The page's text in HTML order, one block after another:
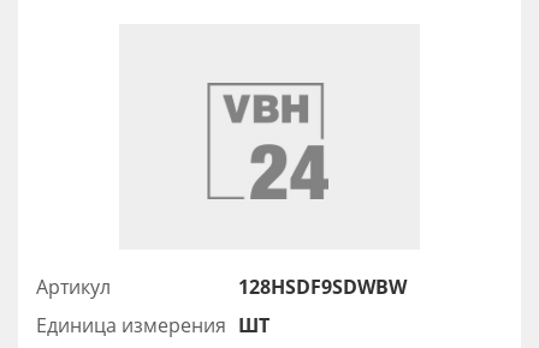
Артикул
128HSDF9SDWBW
Единица измерения ШТ